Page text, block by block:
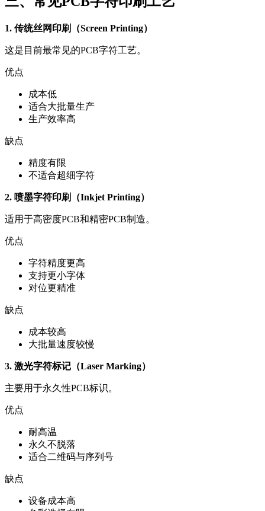
1. 传统丝网印刷（Screen Printing）
这是目前最常见的PCB字符工艺。
优点
成本低
适合大批量生产
生产效率高
缺点
精度有限
不适合超细字符
2. 喷墨字符印刷（Inkjet Printing）
适用于高密度PCB和精密PCB制造。
优点
字符精度更高
支持更小字体
对位更精准
缺点
成本较高
大批量速度较慢
3. 激光字符标记（Laser Marking）
主要用于永久性PCB标识。
优点
耐高温
永久不脱落
适合二维码与序列号
缺点
设备成本高